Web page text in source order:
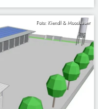
Foto: Kiendl & Moosbauer